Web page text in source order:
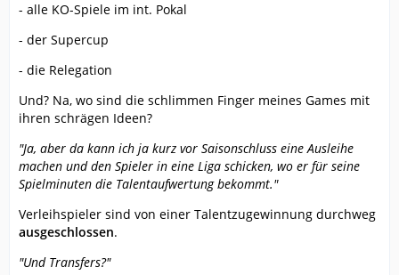
- alle KO-Spiele im int. Pokal
- der Supercup
- die Relegation
Und? Na, wo sind die schlimmen Finger meines Games mit
ihren schrägen Ideen?
"Ja, aber da kann ich ja kurz vor Saisonschluss eine Ausleihe
machen und den Spieler in eine Liga schicken, wo er für seine
Spielminuten die Talentaufwertung bekommt."
Verleihspieler sind von einer Talentzugewinnung durchweg
ausgeschlossen.
"Und Transfers?"